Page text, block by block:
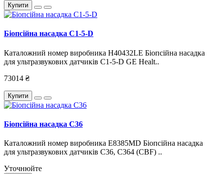
Купити
Біопсійна насадка C1-5-D
Каталожний номер виробника H40432LE Біопсійна насадка
для ультразвукових датчиків C1-5-D GE Healt..
73014 ₴
Купити
Біопсійна насадка C36
Каталожний номер виробника E8385MD Біопсійна насадка
для ультразвукових датчиків C36, C364 (CBF) ..
Уточнюйте